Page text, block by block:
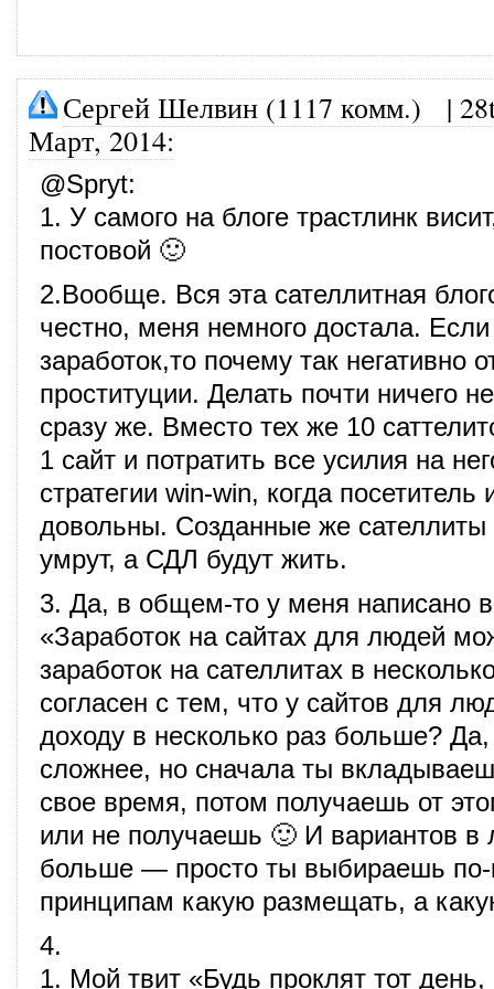
Сергей Шелвин (1117 комм.) |
Март, 2014:
@Spryt:
1. У самого на блоге трастлинк
постовой 🙂
2.Вообще. Вся эта сателлитная
честно, меня немного достала. Если
заработок,то почему так негативно
проституции. Делать почти ничего
сразу же. Вместо тех же 10
1 сайт и потратить все усилия на
стратегии win-win, когда посетитель
довольны. Созданные же сателлиты
умрут, а СДЛ будут жить.
3. Да, в общем-то у меня написано
«Заработок на сайтах для людей
заработок на сателлитах в
согласен с тем, что у сайтов для
доходу в несколько раз больше? Да,
сложнее, но сначала ты
свое время, потом получаешь от
или не получаешь 🙂 И вариантов
больше — просто ты выбираешь по-
принципам какую размещать, а
4.
1. Мой твит «Будь проклят тот день,